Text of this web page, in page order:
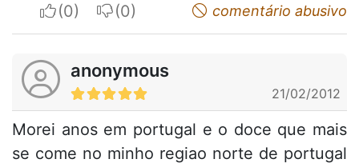
I apreciateI do not appreciatecomentário abusivo
anonymous
21/02/2012
Morei anos em portugal e o doce que mais
se come no minho regiao norte de portugal